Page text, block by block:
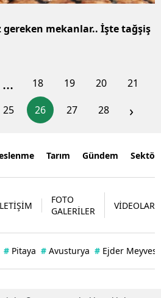
mekanlar.. İşte tağşiş
... 18 19 20
21
25 26 27 28 ›
Tarım Gündem
FOTO
GALERİLER
VİDEOLAR
# Pitaya # Avusturya # Ejder Meyvesi